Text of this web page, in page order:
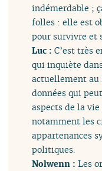
indémerdable ;
folles : elle est
pour survivre et
Luc :C’est très
qui inquiète
actuellement au
données qui
aspects de la
notamment les
appartenances
politiques.
Nolwenn :Les